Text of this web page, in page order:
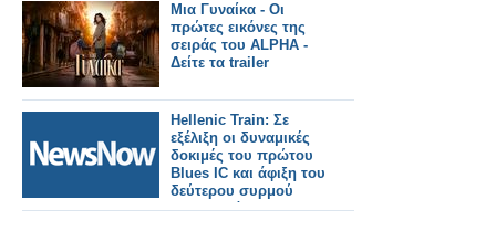
Μια Γυναίκα - Οι
πρώτες εικόνες της
σειράς του ALPHA -
Δείτε τα trailer
Hellenic Train: Σε
εξέλιξη οι δυναμικές
δοκιμές του πρώτου
Blues IC και άφιξη του
δεύτερου συρμού
στην Ελλάδα.